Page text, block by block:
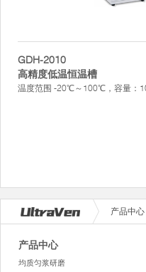
GDH-2010
高精度低温恒温槽
温度范围 -20℃～100℃，容量：
产品中心
产品中心
均质匀浆研磨